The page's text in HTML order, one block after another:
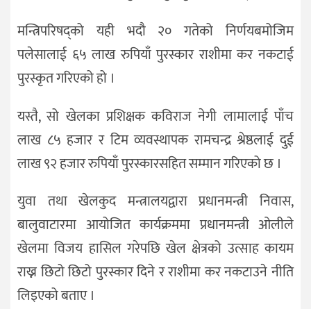
मन्त्रिपरिषद्को यही भदौ २० गतेको निर्णयबमोजिम
पलेसालाई ६५ लाख रुपियाँ पुरस्कार राशीमा कर नकटाई
पुरस्कृत गरिएको हो ।
यस्तै, सो खेलका प्रशिक्षक कविराज नेगी लामालाई पाँच
लाख ८५ हजार र टिम व्यवस्थापक रामचन्द्र श्रेष्ठलाई दुई
लाख ९२ हजार रुपियाँ पुरस्कारसहित सम्मान गरिएको छ ।
युवा तथा खेलकुद मन्त्रालयद्वारा प्रधानमन्त्री निवास,
बालुवाटारमा आयोजित कार्यक्रममा प्रधानमन्त्री ओलीले
खेलमा विजय हासिल गरेपछि खेल क्षेत्रको उत्साह कायम
राख्न छिटो छिटो पुरस्कार दिने र राशीमा कर नकटाउने नीति
लिइएको बताए ।